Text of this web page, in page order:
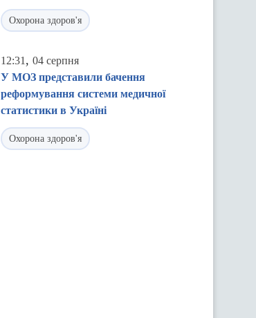
Охорона здоров'я
12:31 , 04 серпня
У МОЗ представили бачення
реформування системи медичної
статистики в Україні
Охорона здоров'я